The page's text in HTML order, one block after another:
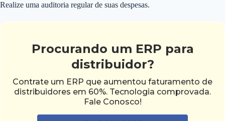
Realize uma auditoria regular de suas despesas.
Procurando um ERP para
distribuidor?
Contrate um ERP que aumentou faturamento de
distribuidores em 60%. Tecnologia comprovada.
Fale Conosco!